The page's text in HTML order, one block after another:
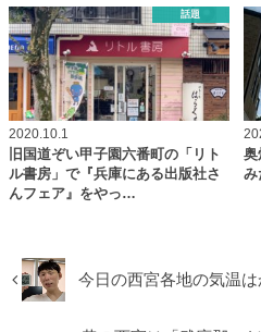
話題
2020.10.1
旧国道ぞい甲子園六番町の「リト
ル書房」で『兵庫にある出版社さ
んフェア』をやっ…
奥
み
今日の西宮各地の気温